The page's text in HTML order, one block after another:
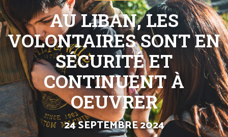
AU LIBAN, LES
VOLONTAIRES SONT EN
SÉCURITÉ ET
CONTINUENT À
OEUVRER
24 SEPTEMBRE 2024